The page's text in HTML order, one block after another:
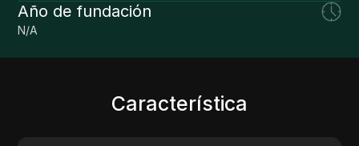
Año de fundación
N/A
Característica